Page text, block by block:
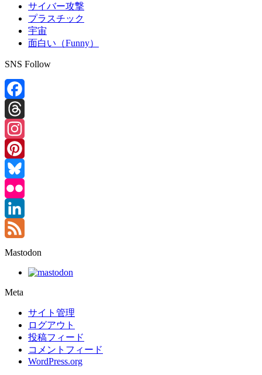
サイバー攻撃
プラスチック
宇宙
面白い（Funny）
SNS Follow
Facebook
Threads
Instagram
Pinterest
Bluesky
Flickr
LinkedIn
Feed
Mastodon
Meta
サイト管理
ログアウト
投稿フィード
コメントフィード
WordPress.org